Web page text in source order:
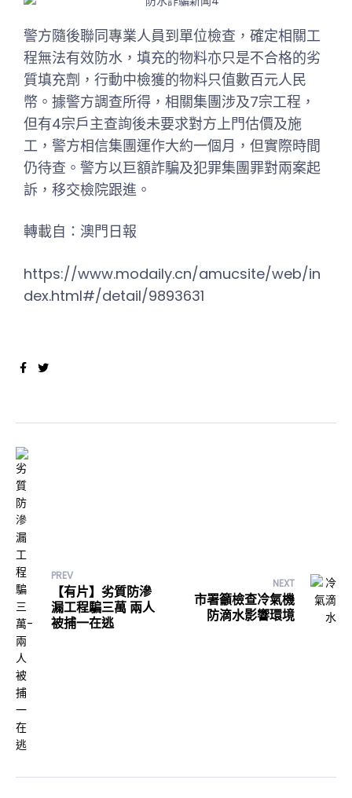
警方隨後聯同專業人員到單位檢查，確定相關工
程無法有效防水，填充的物料亦只是不合格的劣
質填充劑，行動中檢獲的物料只值數百元人民
幣。據警方調查所得，相關集團涉及7宗工程，
但有4宗戶主查詢後未要求對方上門估價及施
工，警方相信集團運作大約一個月，但實際時間
仍待查。警方以巨額詐騙及犯罪集團罪對兩案起
訴，移交檢院跟進。
轉載自：澳門日報
https://www.modaily.cn/amucsite/web/in
dex.html#/detail/9893631
Facebook
Twitter
PREV
【有片】劣質防滲
漏工程騙三萬 兩人
被捕一在逃
NEXT
市署籲檢查冷氣機
防滴水影響環境